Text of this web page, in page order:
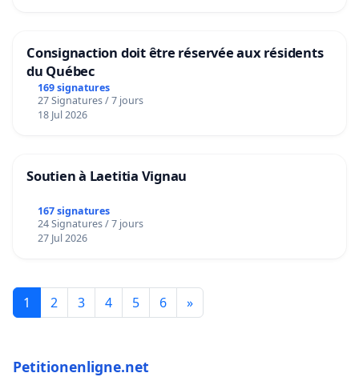
Consignaction doit être réservée aux résidents
du Québec
169 signatures
27 Signatures / 7 jours
18 Jul 2026
Soutien à Laetitia Vignau
167 signatures
24 Signatures / 7 jours
27 Jul 2026
1 2 3 4 5 6 »
Petitionenligne.net